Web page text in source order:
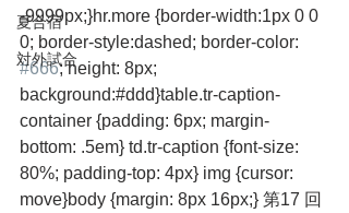
夏合宿
対外試合
-9999px;}hr.more {border-width:1px 0 0
0; border-style:dashed; border-color:
#666; height: 8px;
background:#ddd}table.tr-caption-
container {padding: 6px; margin-
bottom: .5em} td.tr-caption {font-size:
80%; padding-top: 4px} img {cursor:
move}body {margin: 8px 16px;} 第17 回